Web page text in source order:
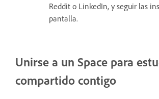
Reddit o LinkedIn, y seguir las
pantalla.
Unirse a un Space para
compartido contigo